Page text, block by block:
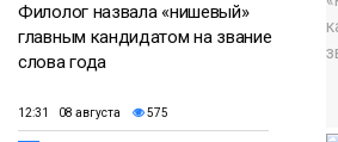
Филолог назвала «нишевый»
главным кандидатом на звание
слова года
12:31 08 августа 575